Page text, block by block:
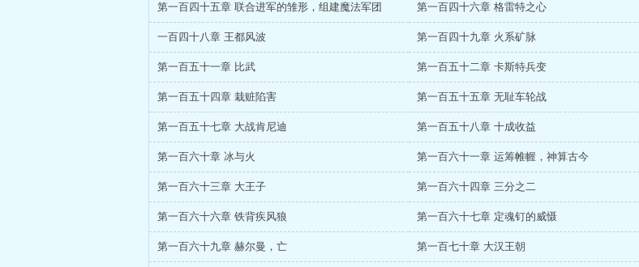
第一百四十五章 联合进军的雏形，组建魔法军团 第一百四十六章 格雷特之心
一百四十八章 王都风波 第一百四十九章 火系矿脉
第一百五十一章 比武 第一百五十二章 卡斯特兵变
第一百五十四章 栽赃陷害 第一百五十五章 无耻车轮战
第一百五十七章 大战肯尼迪 第一百五十八章 十成收益
第一百六十章 冰与火 第一百六十一章 运筹帷幄，神算古今
第一百六十三章 大王子 第一百六十四章 三分之二
第一百六十六章 铁背疾风狼 第一百六十七章 定魂钉的威慑
第一百六十九章 赫尔曼，亡 第一百七十章 大汉王朝